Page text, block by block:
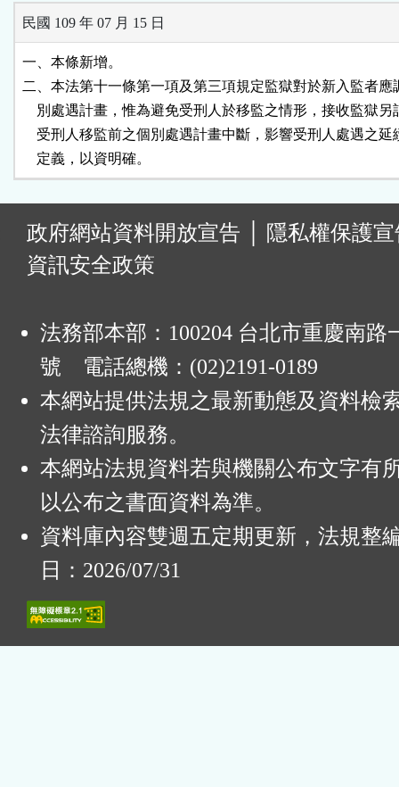
民國 109 年 07 月 15 日
一、本條新增。
二、本法第十一條第一項及第三項規定監獄對於新入監者
別處遇計畫，惟為避免受刑人於移監之情形，接收監獄
受刑人移監前之個別處遇計畫中斷，影響受刑人處遇之
    定義，以資明確。
政府網站資料開放宣告
隱私權保護
資訊安全政策
法務部本部：100204 台北市重慶南路
號 電話總機：(02)2191-0189
本網站提供法規之最新動態及資料檢
法律諮詢服務。
本網站法規資料若與機關公布文字有
以公布之書面資料為準。
資料庫內容雙週五定期更新，法規整
日：2026/07/31